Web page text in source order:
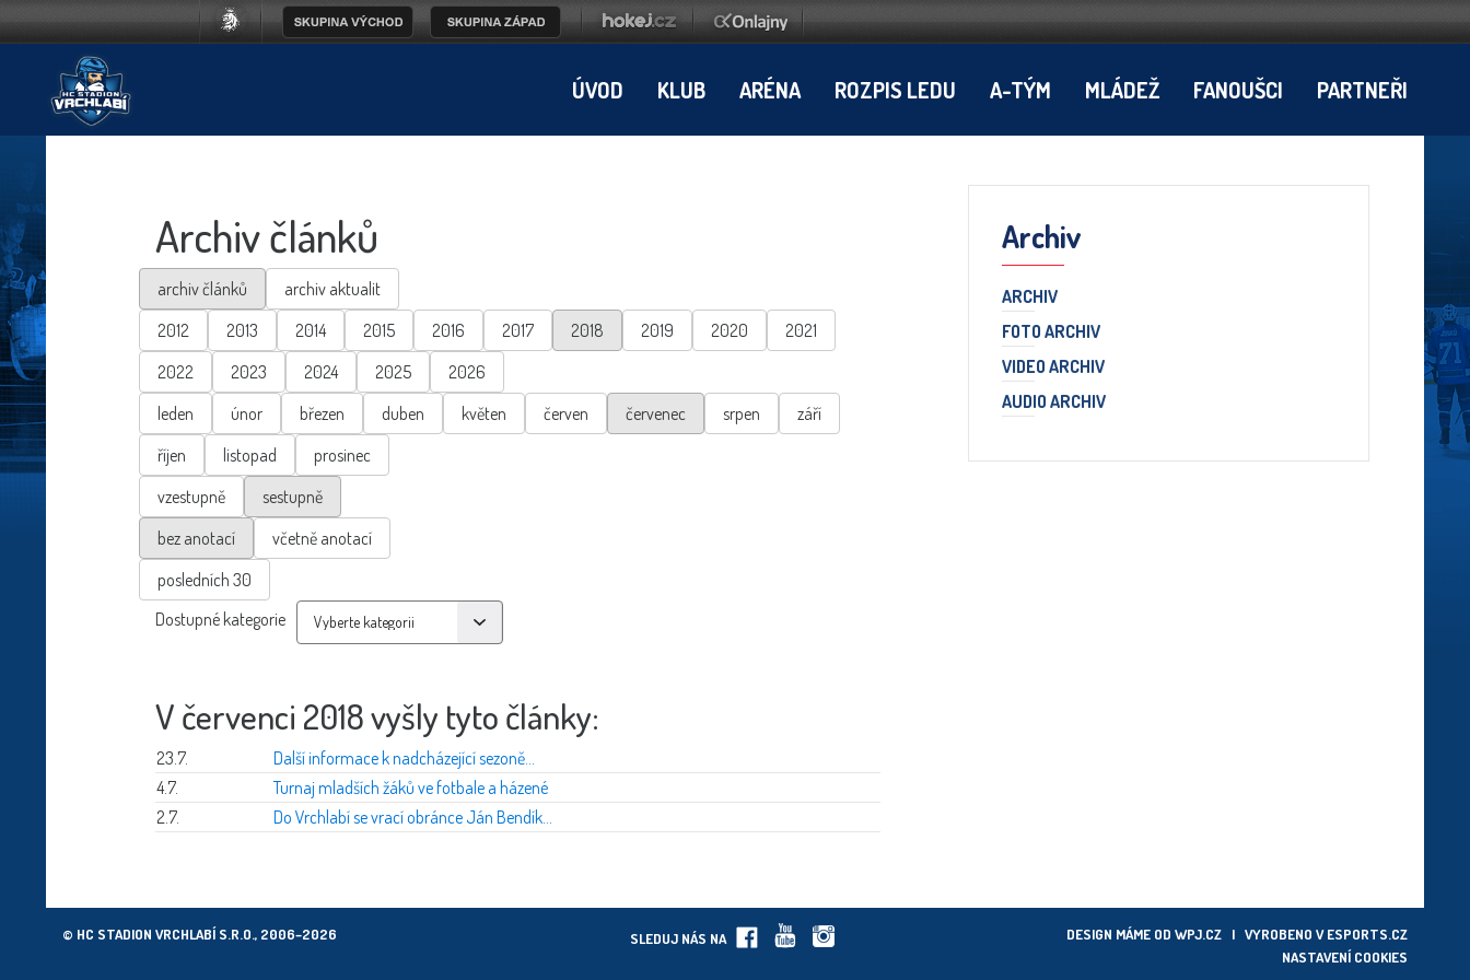
ÚVOD KLUB ARÉNA ROZPIS LEDU A-TÝM MLÁDEŽ FANOUŠCI PARTNEŘI
Archiv článků
archiv článků
archiv aktualit
2012
2013 2014 2015 2016 2017 2018 2019 2020
2021
2022
2023 2024 2025
2026
leden
únor březen duben květen červen červenec srpen
září
říjen
listopad
prosinec
vzestupně
sestupně
bez anotací
včetně anotací
posledních 30
Dostupné kategorie
V červenci 2018 vyšly tyto články:
23.7.
Další informace k nadcházející sezoně...
4.7.
Turnaj mladších žáků ve fotbale a házené
2.7.
Do Vrchlabí se vrací obránce Ján Bendík...
Archiv
ARCHIV
FOTO ARCHIV
VIDEO ARCHIV
AUDIO ARCHIV
© HC STADION VRCHLABÍ S.R.O., 2006–2026 SLEDUJ NÁS NA DESIGN MÁME OD WPJ.CZ | VYROBENO VESPORTS.CZ
NASTAVENÍ COOKIES